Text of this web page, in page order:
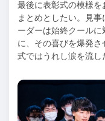
最後に表彰式の模様を
まとめとしたい。見
ーダーは始終クール
に、その喜びを爆発
式ではうれし涙を流し